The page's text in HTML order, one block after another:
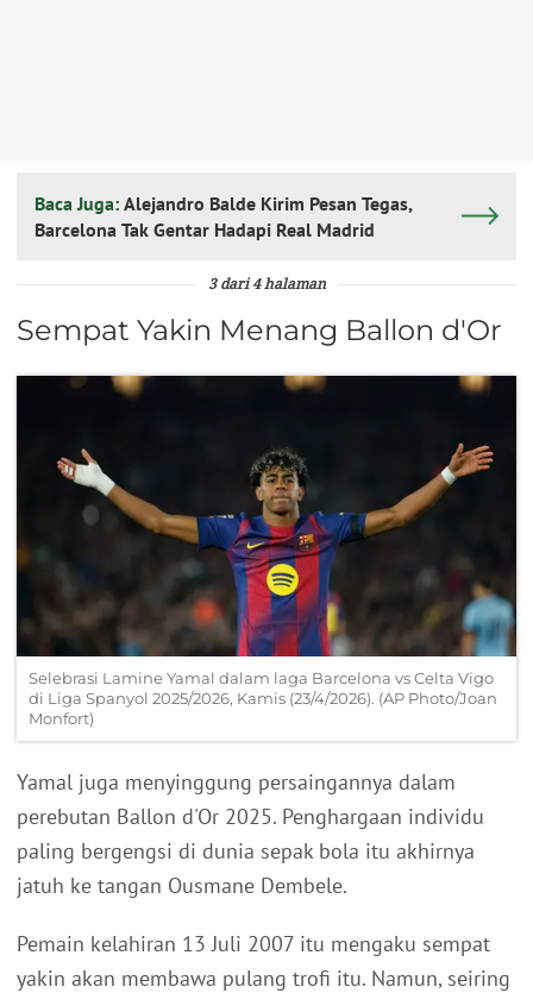
Baca Juga: Alejandro Balde Kirim Pesan Tegas,
Barcelona Tak Gentar Hadapi Real Madrid
3 dari 4 halaman
Sempat Yakin Menang Ballon d'Or
Selebrasi Lamine Yamal dalam laga Barcelona vs Celta Vigo
di Liga Spanyol 2025/2026, Kamis (23/4/2026). (AP Photo/Joan
Monfort)
Yamal juga menyinggung persaingannya dalam
perebutan Ballon d'Or 2025. Penghargaan individu
paling bergengsi di dunia sepak bola itu akhirnya
jatuh ke tangan Ousmane Dembele.
Pemain kelahiran 13 Juli 2007 itu mengaku sempat
yakin akan membawa pulang trofi itu. Namun, seiring